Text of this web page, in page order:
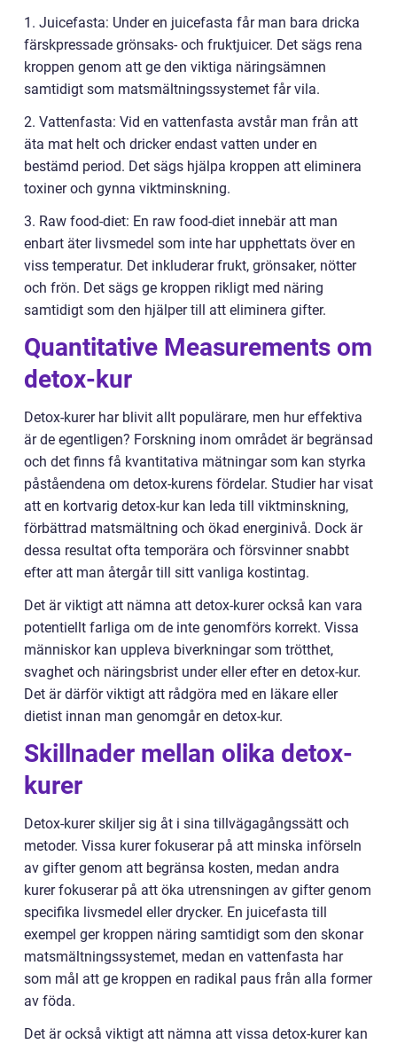
1. Juicefasta: Under en juicefasta får man bara dricka
färskpressade grönsaks- och fruktjuicer. Det sägs rena
kroppen genom att ge den viktiga näringsämnen
samtidigt som matsmältningssystemet får vila.
2. Vattenfasta: Vid en vattenfasta avstår man från att
äta mat helt och dricker endast vatten under en
bestämd period. Det sägs hjälpa kroppen att eliminera
toxiner och gynna viktminskning.
3. Raw food-diet: En raw food-diet innebär att man
enbart äter livsmedel som inte har upphettats över en
viss temperatur. Det inkluderar frukt, grönsaker, nötter
och frön. Det sägs ge kroppen rikligt med näring
samtidigt som den hjälper till att eliminera gifter.
Quantitative Measurements om
detox-kur
Detox-kurer har blivit allt populärare, men hur effektiva
är de egentligen? Forskning inom området är begränsad
och det finns få kvantitativa mätningar som kan styrka
påståendena om detox-kurens fördelar. Studier har visat
att en kortvarig detox-kur kan leda till viktminskning,
förbättrad matsmältning och ökad energinivå. Dock är
dessa resultat ofta temporära och försvinner snabbt
efter att man återgår till sitt vanliga kostintag.
Det är viktigt att nämna att detox-kurer också kan vara
potentiellt farliga om de inte genomförs korrekt. Vissa
människor kan uppleva biverkningar som trötthet,
svaghet och näringsbrist under eller efter en detox-kur.
Det är därför viktigt att rådgöra med en läkare eller
dietist innan man genomgår en detox-kur.
Skillnader mellan olika detox-
kurer
Detox-kurer skiljer sig åt i sina tillvägagångssätt och
metoder. Vissa kurer fokuserar på att minska införseln
av gifter genom att begränsa kosten, medan andra
kurer fokuserar på att öka utrensningen av gifter genom
specifika livsmedel eller drycker. En juicefasta till
exempel ger kroppen näring samtidigt som den skonar
matsmältningssystemet, medan en vattenfasta har
som mål att ge kroppen en radikal paus från alla former
av föda.
Det är också viktigt att nämna att vissa detox-kurer kan